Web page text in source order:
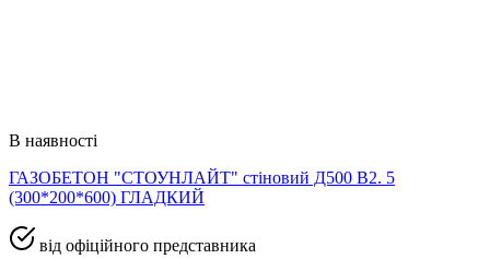
В наявності
ГАЗОБЕТОН "СТОУНЛАЙТ" стіновий Д500 В2. 5
(300*200*600) ГЛАДКИЙ
від офіційного представника